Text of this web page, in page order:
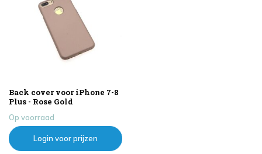
Back cover voor iPhone 7-8
Plus - Rose Gold
Op voorraad
Login voor prijzen